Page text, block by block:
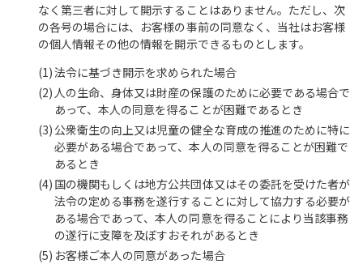
なく第三者に対して開示することはありません。ただし、次
の各号の場合には、お客様の事前の同意なく、当社はお客様
の個人情報その他の情報を開示できるものとします。
法令に基づき開示を求められた場合
人の生命、身体又は財産の保護のために必要である場合で
あって、本人の同意を得ることが困難であるとき
公衆衛生の向上又は児童の健全な育成の推進のために特に
必要がある場合であって、本人の同意を得ることが困難で
あるとき
国の機関もしくは地方公共団体又はその委託を受けた者が
法令の定める事務を遂行することに対して協力する必要が
ある場合であって、本人の同意を得ることにより当該事務
の遂行に支障を及ぼすおそれがあるとき
お客様ご本人の同意があった場合